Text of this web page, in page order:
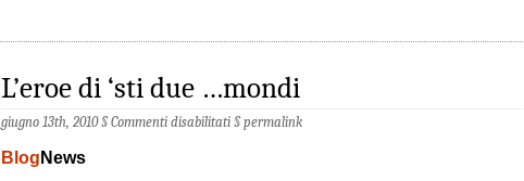
L’eroe di ‘sti due …mondi
giugno 13th, 2010 §Commenti disabilitati §permalink
Blog News